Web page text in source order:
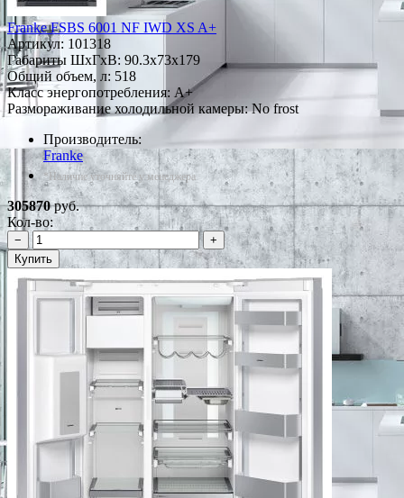
Franke FSBS 6001 NF IWD XS A+
Артикул: 101318
Габариты ШxГxВ: 90.3x73x179
Общий объем, л: 518
Класс энергопотребления: A+
Размораживание холодильной камеры: No frost
Производитель:
Franke
*Наличие уточняйте у менеджера
305870руб.
Кол-во:
−
+
Купить